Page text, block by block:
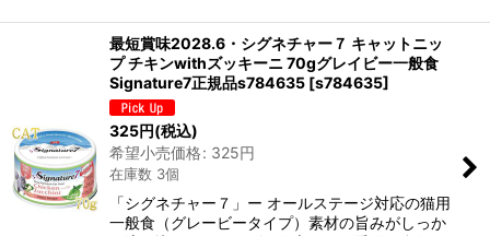
最短賞味2028.6・シグネチャー７ キャットニッ
プ チキンwithズッキーニ 70gグレイビー一般食
Signature7正規品s784635 [s784635]
325円(税込)
希望小売価格: 325円
在庫数 3個
「シグネチャー７」ー オールステージ対応の猫用
一般食（グレービータイプ）素材の旨みがしっか